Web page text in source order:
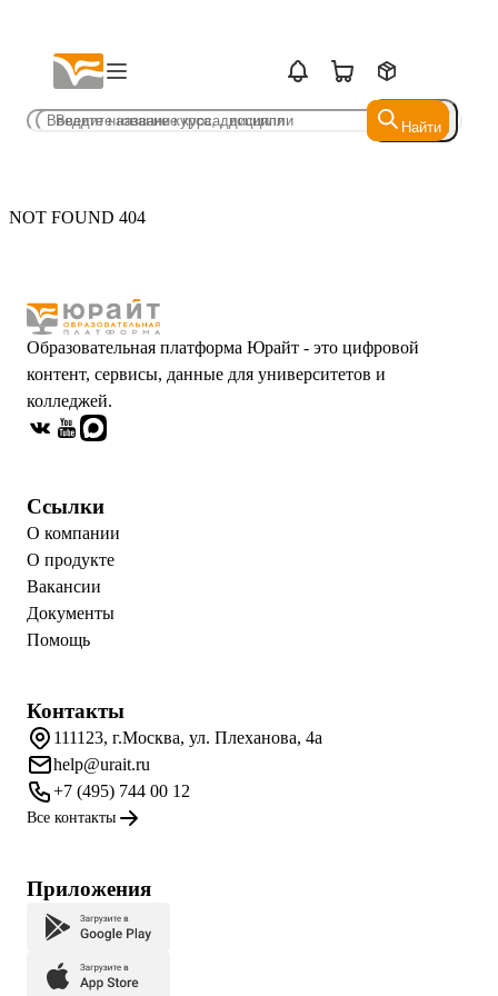
Найти
Найти
NOT FOUND 404
Образовательная платформа Юрайт - это цифровой
контент, сервисы, данные для университетов и
колледжей.
Ссылки
О компании
О продукте
Вакансии
Документы
Помощь
Контакты
111123, г.Москва, ул. Плеханова, 4а
help@urait.ru
+7 (495) 744 00 12
Все контакты
Приложения